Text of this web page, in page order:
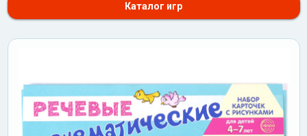
Каталог игр